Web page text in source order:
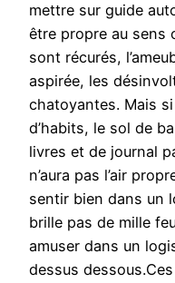
mettre sur guide
être propre au sens
sont récurés,
aspirée, les
chatoyantes. Mais
d’habits, le sol de
livres et de journal
n’aura pas l’air
sentir bien dans un
brille pas de mille
amuser dans un
dessus